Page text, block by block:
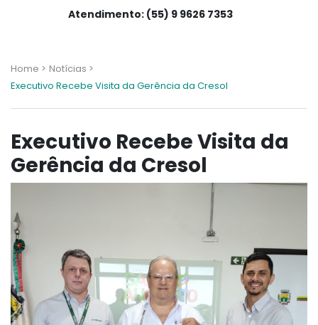
Atendimento: (55) 9 9626 7353
Home > Notícias >
Executivo Recebe Visita da Gerência da Cresol
Executivo Recebe Visita da
Gerência da Cresol